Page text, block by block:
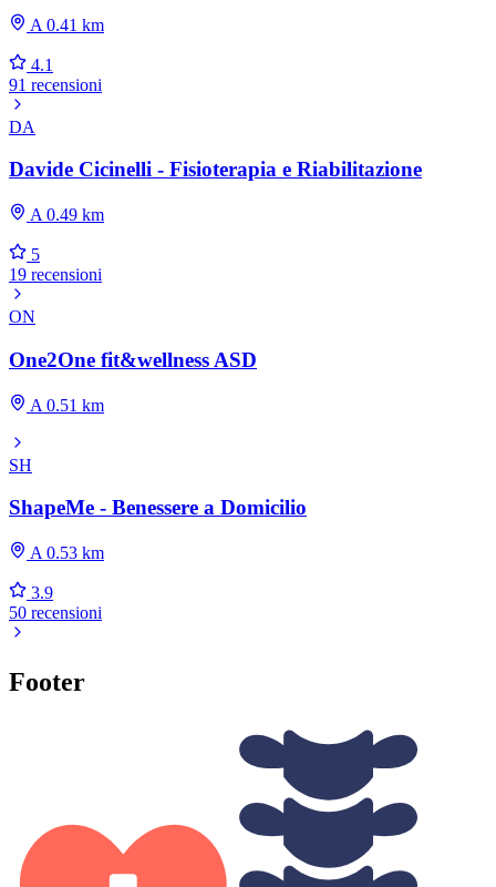
A 0.41 km
4.1
91 recensioni
DA
Davide Cicinelli - Fisioterapia e Riabilitazione
A 0.49 km
5
19 recensioni
ON
One2One fit&wellness ASD
A 0.51 km
SH
ShapeMe - Benessere a Domicilio
A 0.53 km
3.9
50 recensioni
Footer